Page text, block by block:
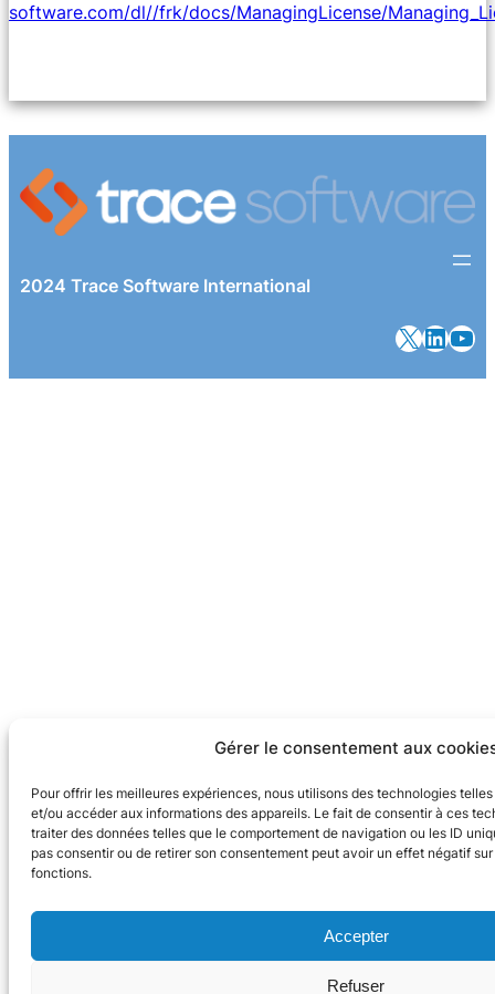
Gérer le consentement aux
Pour offrir les meilleures expériences, nous utilisons des technologies
et/ou accéder aux informations des appareils. Le fait de consentir à ces
traiter des données telles que le comportement de navigation ou les ID
pas consentir ou de retirer son consentement peut avoir un effet négatif
fonctions.
Accepter
Refuser
software.com/dl//frk/docs/ManagingLicense/
2024 Trace Software International
X